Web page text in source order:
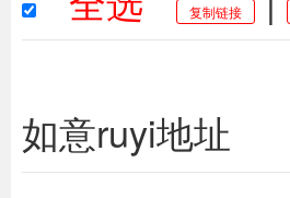
复制链接
如意ruyi地址